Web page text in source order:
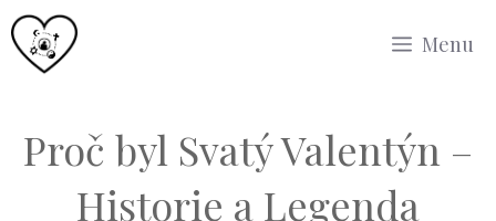
Přeskočit
na
Menu
Proč byl Svatý Valentýn –
Historie a Legenda